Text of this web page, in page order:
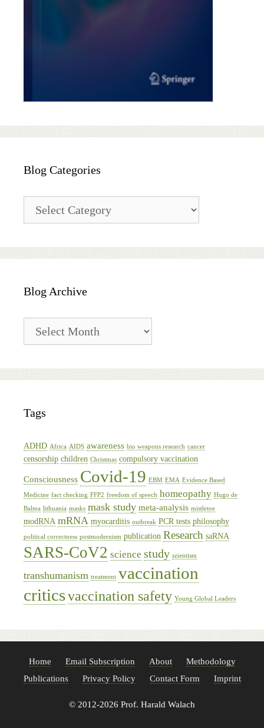
Blog Categories
Categories
Blog Archive
Archive
Tags
ADHD Africa AIDS awareness bio weapons research cancer
censorship children Christmas compulsory vaccination
Consciousness Covid-19 EBM EMA Evidence Based
Medicine fact checking FFP2 freedom of speech homeopathy Hugo de
Balma lithuania masks mask study meta-analysis mistletoe
modRNA mRNA myocarditis outbreak PCR tests philosophy
political correctness postmodernism publication Research saRNA
SARS-CoV2 science study szientism
transhumanism treatment vaccination
criticsvaccination safety Young Global Leaders
Home Email Subscription About
Methodology
Publications
Privacy Policy Contact Form Imprint
© 2012-2026 Prof. Harald Walach